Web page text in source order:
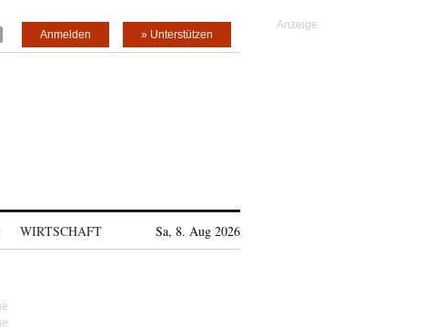
» Unterstützen
Anmelden
WIRTSCHAFT Sa, 8. Aug 2026